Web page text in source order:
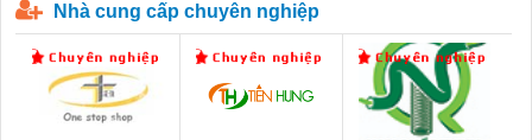
Nhà cung cấp chuyên nghiệp